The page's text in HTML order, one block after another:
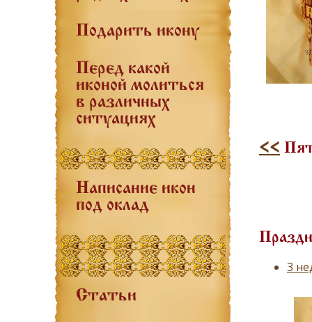
Подарить икону
Перед какой
иконой молиться
в различных
ситуациях
Написание икон
под оклад
Статьи
<<
3